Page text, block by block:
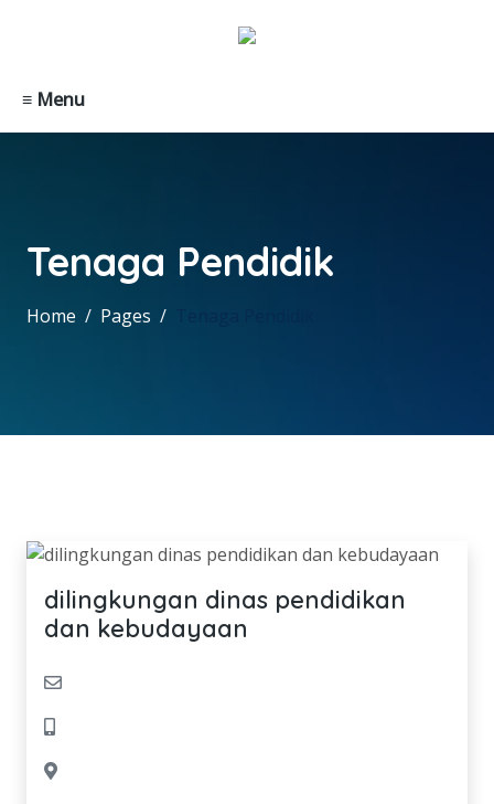
≡ Menu
Tenaga Pendidik
Home Pages
dilingkungan dinas pendidikan
dan kebudayaan